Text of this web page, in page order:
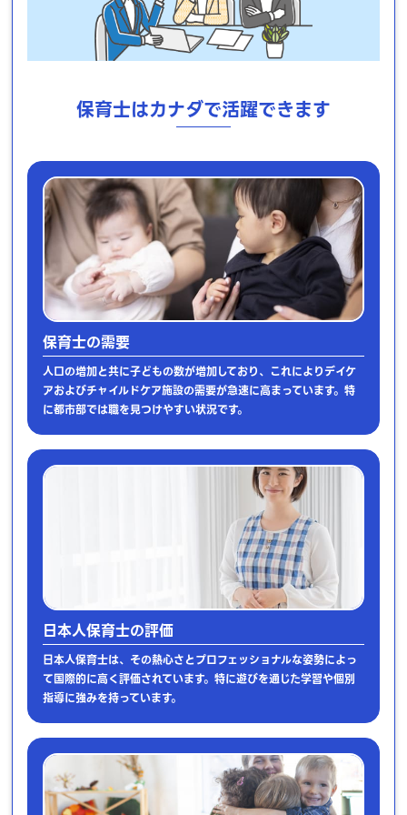
保育士はカナダで活躍できます
保育士の需要
人口の増加と共に子どもの数が増加しており、これによりデイケ
アおよびチャイルドケア施設の需要が急速に高まっています。特
に都市部では職を見つけやすい状況です。
日本人保育士の評価
日本人保育士は、その熱心さとプロフェッショナルな姿勢によっ
て国際的に高く評価されています。特に遊びを通じた学習や個別
指導に強みを持っています。